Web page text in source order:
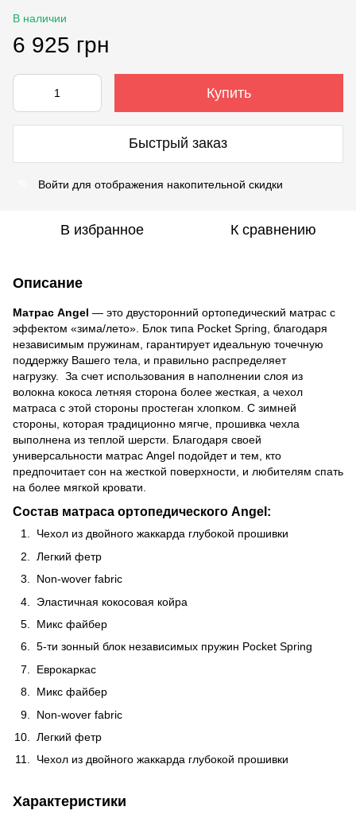
В наличии
6 925 грн
Купить
Быстрый заказ
Войти для отображения накопительной скидки
В избранное К сравнению
Описание
Матрас Angel — это двусторонний ортопедический матрас с
эффектом «зима/лето». Блок типа Pocket Spring, благодаря
независимым пружинам, гарантирует идеальную точечную
поддержку Вашего тела, и правильно распределяет
нагрузку. За счет использования в наполнении слоя из
волокна кокоса летняя сторона более жесткая, а чехол
матраса с этой стороны простеган хлопком. С зимней
стороны, которая традиционно мягче, прошивка чехла
выполнена из теплой шерсти. Благодаря своей
универсальности матрас Angel подойдет и тем, кто
предпочитает сон на жесткой поверхности, и любителям спать
на более мягкой кровати.
Состав матраса ортопедического Angel:
Чехол из двойного жаккарда глубокой прошивки
Легкий фетр
Non-wover fabric
Эластичная кокосовая койра
Микс файбер
5-ти зонный блок независимых пружин Pocket Spring
Еврокаркас
Микс файбер
Non-wover fabric
Легкий фетр
Чехол из двойного жаккарда глубокой прошивки
Характеристики